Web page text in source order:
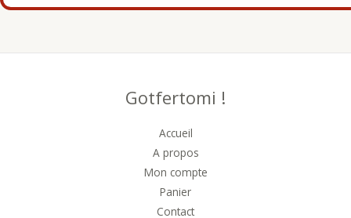
Gotfertomi !
Accueil
A propos
Mon compte
Panier
Contact